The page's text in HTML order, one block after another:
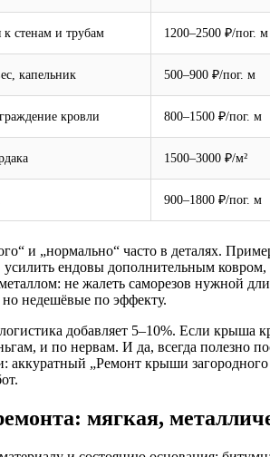
стенам и трубам 1200–2500 ₽/пог. м
капельник 500–900 ₽/пог. м
кровли 800–1500 ₽/пог. м
1500–3000 ₽/м²
900–1800 ₽/пог. м
и „нормально“ часто в деталях.
усилить ендовы дополнительным
не жалеть саморезов нужной
недешёвые по эффекту.
добавляет 5–10%. Если
и по нервам. И да, всегда полезно
аккуратный „Ремонт крыши
мягкая,